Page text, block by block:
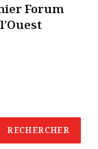
Forum